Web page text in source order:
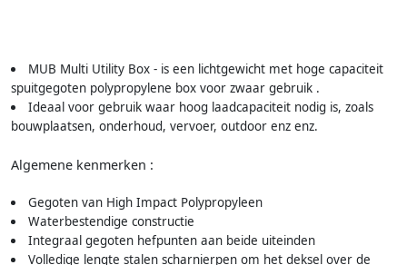
MUB Multi Utility Box - is een lichtgewicht met hoge capaciteit
spuitgegoten polypropylene box voor zwaar gebruik .
Ideaal voor gebruik waar hoog laadcapaciteit nodig is, zoals
bouwplaatsen, onderhoud, vervoer, outdoor enz enz.
Algemene kenmerken :
Gegoten van High Impact Polypropyleen
Waterbestendige constructie
Integraal gegoten hefpunten aan beide uiteinden
Volledige lengte stalen scharnierpen om het deksel over de